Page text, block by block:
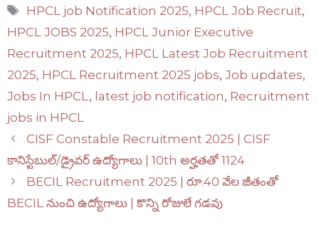
Tags
HPCL job Notification 2025, HPCL Job Recruit,
HPCL JOBS 2025, HPCL Junior Executive
Recruitment 2025, HPCL Latest Job Recruitment
2025, HPCL Recruitment 2025 jobs, Job updates,
Jobs In HPCL, latest job notification, Recruitment
jobs in HPCL
CISF Constable Recruitment 2025 | CISF
కానిస్టేబుల్/డ్రైవర్ ఉద్యోగాలు | 10th అర్హతతో 1124
BECIL Recruitment 2025 | రూ.40 వేల జీతంతో
BECIL నుంచి ఉద్యోగాలు | కొన్ని రోజులే గడవు